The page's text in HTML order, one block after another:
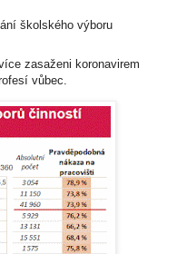
školského výboru
zasaženi koronavirem
vůbec.